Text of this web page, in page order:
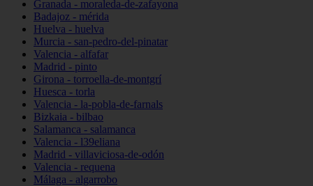
Granada - moraleda-de-zafayona
Badajoz - mérida
Huelva - huelva
Murcia - san-pedro-del-pinatar
Valencia - alfafar
Madrid - pinto
Girona - torroella-de-montgrí
Huesca - torla
Valencia - la-pobla-de-farnals
Bizkaia - bilbao
Salamanca - salamanca
Valencia - l39eliana
Madrid - villaviciosa-de-odón
Valencia - requena
Málaga - algarrobo